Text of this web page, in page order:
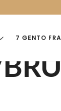
7 GENTO